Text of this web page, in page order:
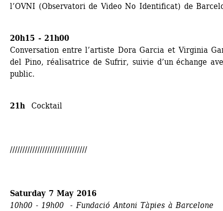
l’OVNI (Observatori de Video No Identificat) de
20h15 - 21h00
Conversation entre l’artiste Dora Garcia et Virginia
del Pino, réalisatrice de Sufrir, suivie d’un échange
public.
21h Cocktail
///////////////////////////////
Saturday 7 May 2016
10h00 - 19h00 - Fundació Antoni Tàpies à Barcelone